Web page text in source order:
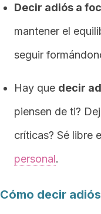
Decir adiós a
mantener el
seguir
Hay que decir
piensen de ti?
críticas? Sé libre
personal.
Cómo decir